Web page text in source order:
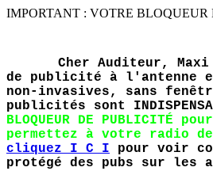
IMPORTANT : VOTRE BLOQUEUR
Cher Auditeur,
de publicité à l'antenne
non-invasives, sans
publicités sont
BLOQUEUR DE
permettez à votre radio
cliquez I C I pour voir
protégé des pubs sur les